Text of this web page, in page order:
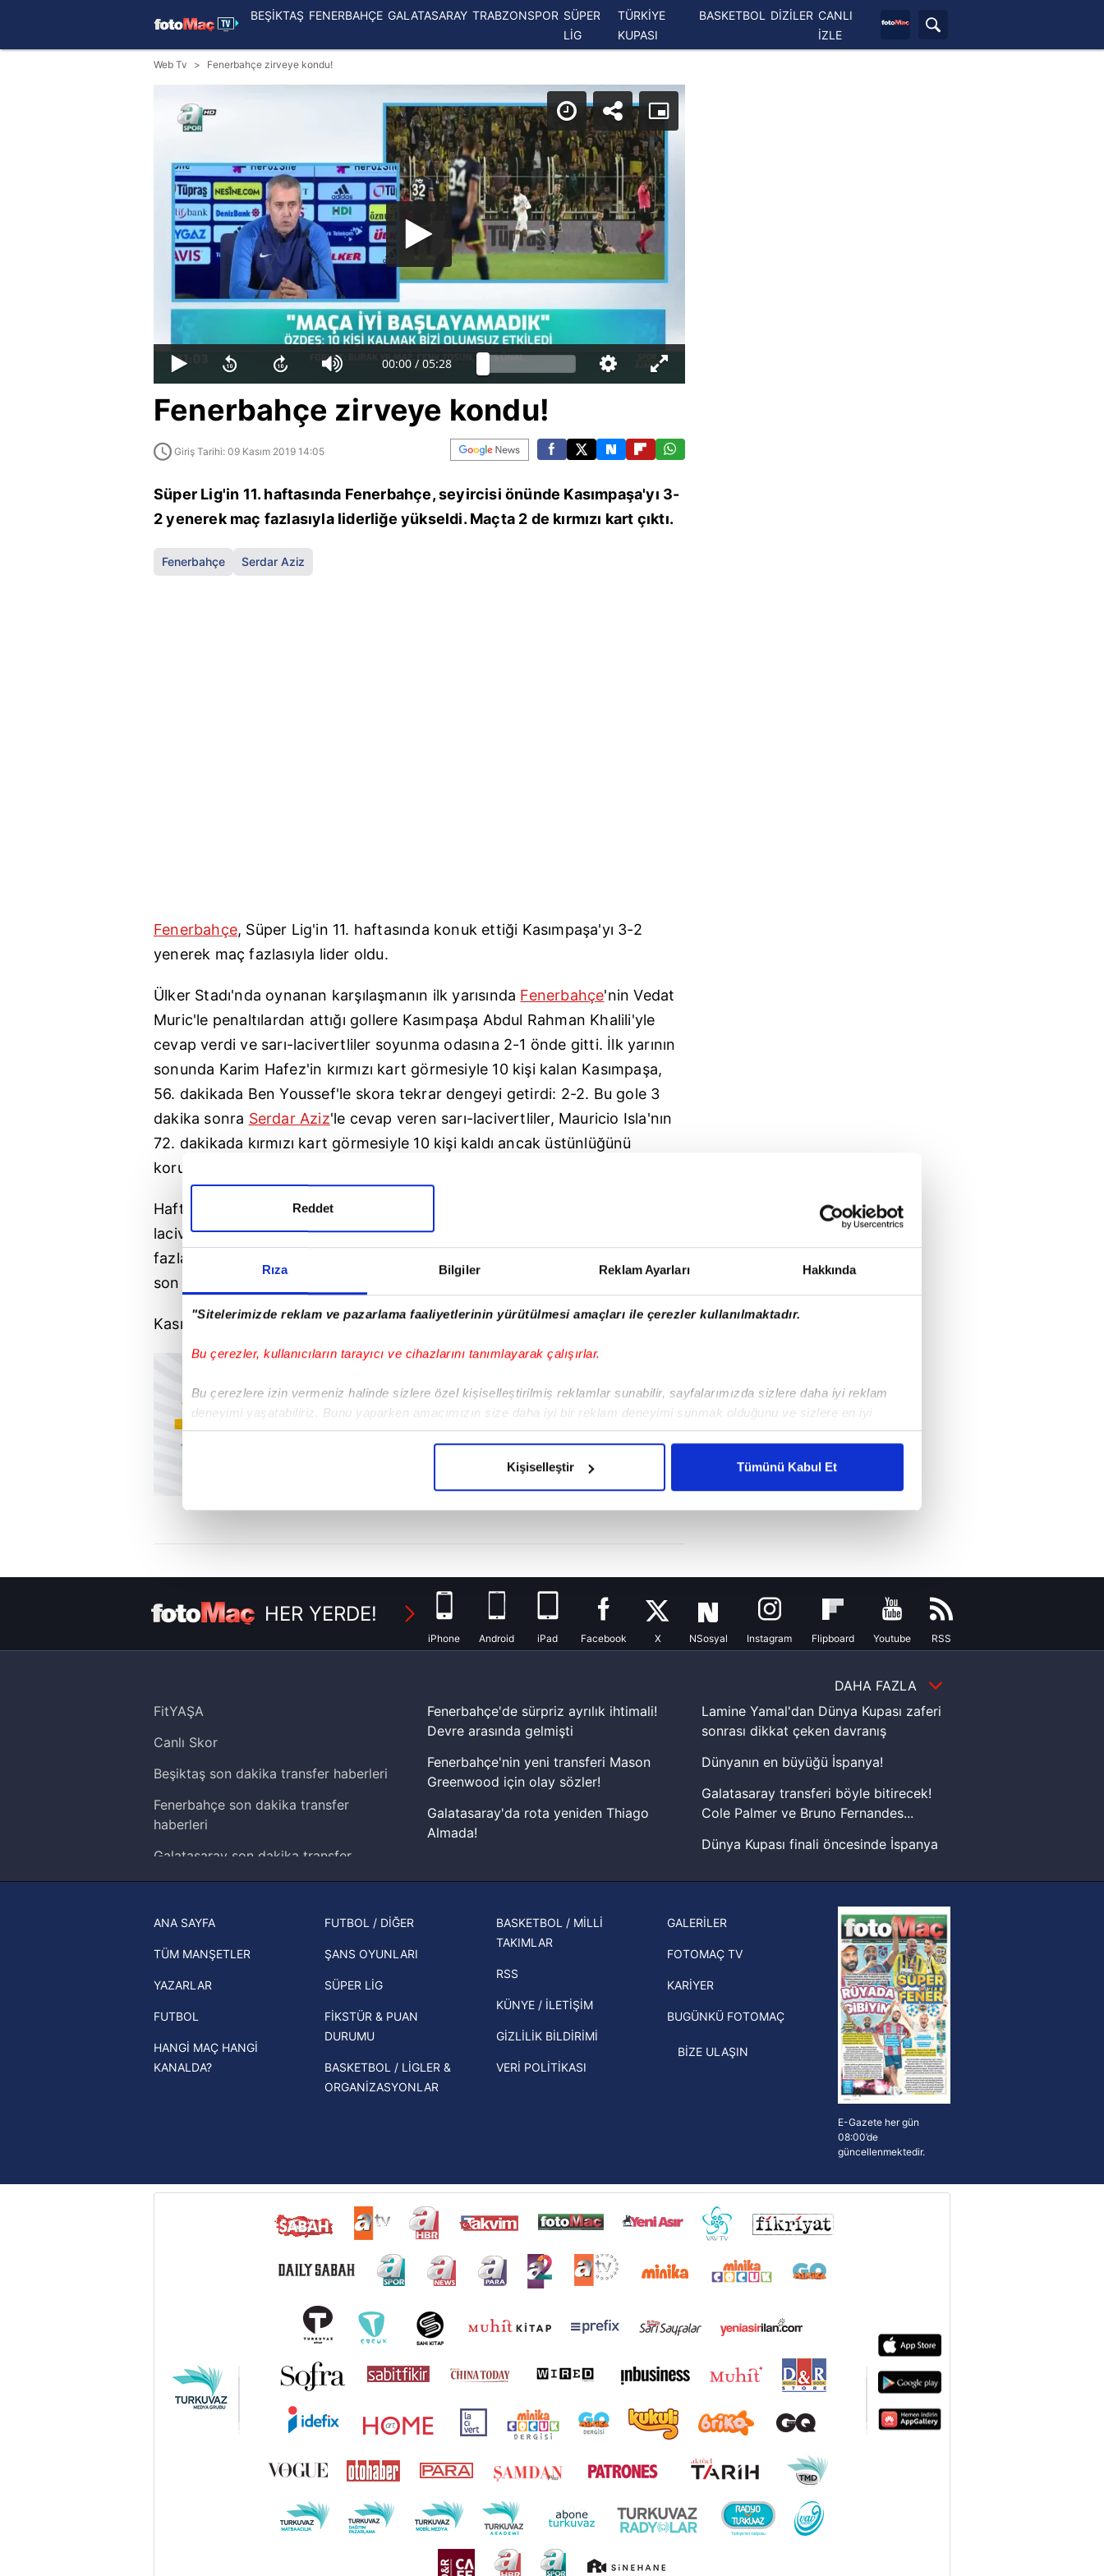
Rıza Bilgiler Reklam Ayarları Hakkında
"Sitelerimizde reklam ve pazarlama faaliyetlerinin yürütülmesi amaçları ile çerezler kullanılmaktadır.
Bu çerezler, kullanıcıların tarayıcı ve cihazlarını tanımlayarak çalışırlar.
Bu çerezlere izin vermeniz halinde sizlere özel kişiselleştirilmiş reklamlar sunabilir, sayfalarımızda sizlere daha iyi reklam
deneyimi yaşatabiliriz. Bunu yaparken amacımızın size daha iyi bir reklam deneyimi sunmak olduğunu ve sizlere en iyi
içerikleri sunabilmek adına elimizden gelen çabayı gösterdiğimizi ve bu noktada, reklamların maliyetlerimizi karşılamak
Her halükârda, kullanıcılar, bu çerezlere izin vermedikleri takdirde, kullanıcılara hedefli reklamlar gösterilmeyecektir."
reklam/pazarlama faaliyetlerinin yapılması, amaçlarıyla sınırlı olarak açık rızanız dahilinde kullanılacaktır.
Çerezlere ilişkin tercihlerinizi aşağıda yer alan panel vasıtasıyla belirleyebilirsiniz. Çerezlere ilişkin detaylı bilgi için Ayarlar
butonuna tıklayabilir,Çerez Bilgilendirme Metnimiziziyaret edebilirsiniz.
6698 sayılı Kişisel Verilerin Korunması Kanunu uyarınca hazırlanmış Aydınlatma Metnimizi okumak ve sitemizde ilgili
mevzuata uygun olarak kullanılan çerezlerle ilgili bilgi almak için lütfentıklayınız.
Reddet
Kişiselleştir Tümünü Kabul Et
BEŞİKTAŞ FENERBAHÇE GALATASARAY TRABZONSPOR SÜPER
LİG
TÜRKİYE
KUPASI
BASKETBOL DİZİLER CANLI
İZLE
Web Tv Fenerbahçe zirveye kondu!
00:00 / 05:28
Fenerbahçe zirveye kondu!
Giriş Tarihi: 09 Kasım 2019 14:05
Süper Lig'in 11. haftasında Fenerbahçe, seyircisi önünde Kasımpaşa'yı 3-
2 yenerek maç fazlasıyla liderliğe yükseldi. Maçta 2 de kırmızı kart çıktı.
Fenerbahçe Serdar Aziz
Fenerbahçe, Süper Lig'in 11. haftasında konuk ettiği Kasımpaşa'yı 3-2
yenerek maç fazlasıyla lider oldu.
Ülker Stadı'nda oynanan karşılaşmanın ilk yarısında Fenerbahçe'nin Vedat
Muric'le penaltılardan attığı gollere Kasımpaşa Abdul Rahman Khalili'yle
cevap verdi ve sarı-lacivertliler soyunma odasına 2-1 önde gitti. İlk yarının
sonunda Karim Hafez'in kırmızı kart görmesiyle 10 kişi kalan Kasımpaşa,
56. dakikada Ben Youssef'le skora tekrar dengeyi getirdi: 2-2. Bu gole 3
dakika sonra Serdar Aziz'le cevap veren sarı-lacivertliler, Mauricio Isla'nın
72. dakikada kırmızı kart görmesiyle 10 kişi kaldı ancak üstünlüğünü
koruyup sahadan 3-2 galip ayrıldı.
Haftanın açılış karşılaşmasını kazanarak puanını 20'ye yükselten sarı-
lacivertliler, maç fazlasıyla liderlik koltuğuna oturdu. Fenerbahçe, maç
fazlasıyla da olsa liderlik sevincini 8 hafta sonra yaşadı. Sarı-lacivertliler,
son olarak ligin 2. haftasını zirvede tamamlamıştı.
Kasımpaşa ise Süper Lig'de 3 maç sonra kaybederek 12 puanda kaldı.
HER YERDE!
iPhone Android iPad Facebook X NSosyal Instagram Flipboard Youtube RSS
DAHA FAZLA
FitYAŞA
Canlı Skor
Beşiktaş son dakika transfer haberleri
Fenerbahçe son dakika transfer
haberleri
Galatasaray son dakika transfer
haberleri
Trendyol Süper Lig haberleri
Ziraat Türkiye Kupası haberleri
UEFA Şampiyonlar Ligi haberleri
UEFA Avrupa Ligi haberleri
UEFA Konferans Ligi haberleri
Fenerbahçe'de sürpriz ayrılık ihtimali!
Devre arasında gelmişti
Fenerbahçe'nin yeni transferi Mason
Greenwood için olay sözler!
Galatasaray'da rota yeniden Thiago
Almada!
muhtemel rakibi belli oldu! Gornik
İspanya-Arjantin finalinin ardından dış
Beşiktaş'ın UEFA Avrupa Ligi'nde 3. Ön
Eleme Turu muhtemel rakipleri belli
Lamine Yamal'dan Dünya Kupası zaferi
sonrası dikkat çeken davranış
Dünyanın en büyüğü İspanya!
Galatasaray transferi böyle bitirecek!
Cole Palmer ve Bruno Fernandes...
Dünya Kupası finali öncesinde İspanya
şampiyonluk yüzüğü verilecek
Hernan Crespo, Meksika Ligi
ekiplerinden Atlas'ın yeni teknik
direktörü oldu
ANA SAYFA
TÜM MANŞETLER
YAZARLAR
FUTBOL
HANGİ MAÇ HANGİ
KANALDA?
FUTBOL / DİĞER
ŞANS OYUNLARI
SÜPER LİG
FİKSTÜR & PUAN
DURUMU
BASKETBOL / LİGLER &
ORGANİZASYONLAR
BASKETBOL / MİLLİ
TAKIMLAR
RSS
KÜNYE / İLETİŞİM
GİZLİLİK BİLDİRİMİ
VERİ POLİTİKASI
GALERİLER
FOTOMAÇ TV
KARİYER
BUGÜNKÜ FOTOMAÇ
BİZE ULAŞIN
E-Gazete her gün
08:00’de
güncellenmektedir.